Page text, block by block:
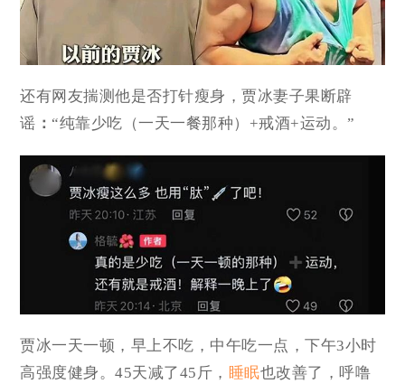
还有网友揣测他是否打针瘦身，贾冰妻子果断辟
谣 ： “纯靠少吃（一天一餐那种）+戒酒+运动。”
贾冰一天一顿，早上不吃，中午吃一点，下午3小时
高强度健身。45天减了45斤， 睡眠也改善了，呼噜